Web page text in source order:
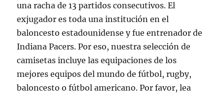
una racha de 13 partidos consecutivos. El
exjugador es toda una institución en el
baloncesto estadounidense y fue entrenador de
Indiana Pacers. Por eso, nuestra selección de
camisetas incluye las equipaciones de los
mejores equipos del mundo de fútbol, rugby,
baloncesto o fútbol americano. Por favor, lea